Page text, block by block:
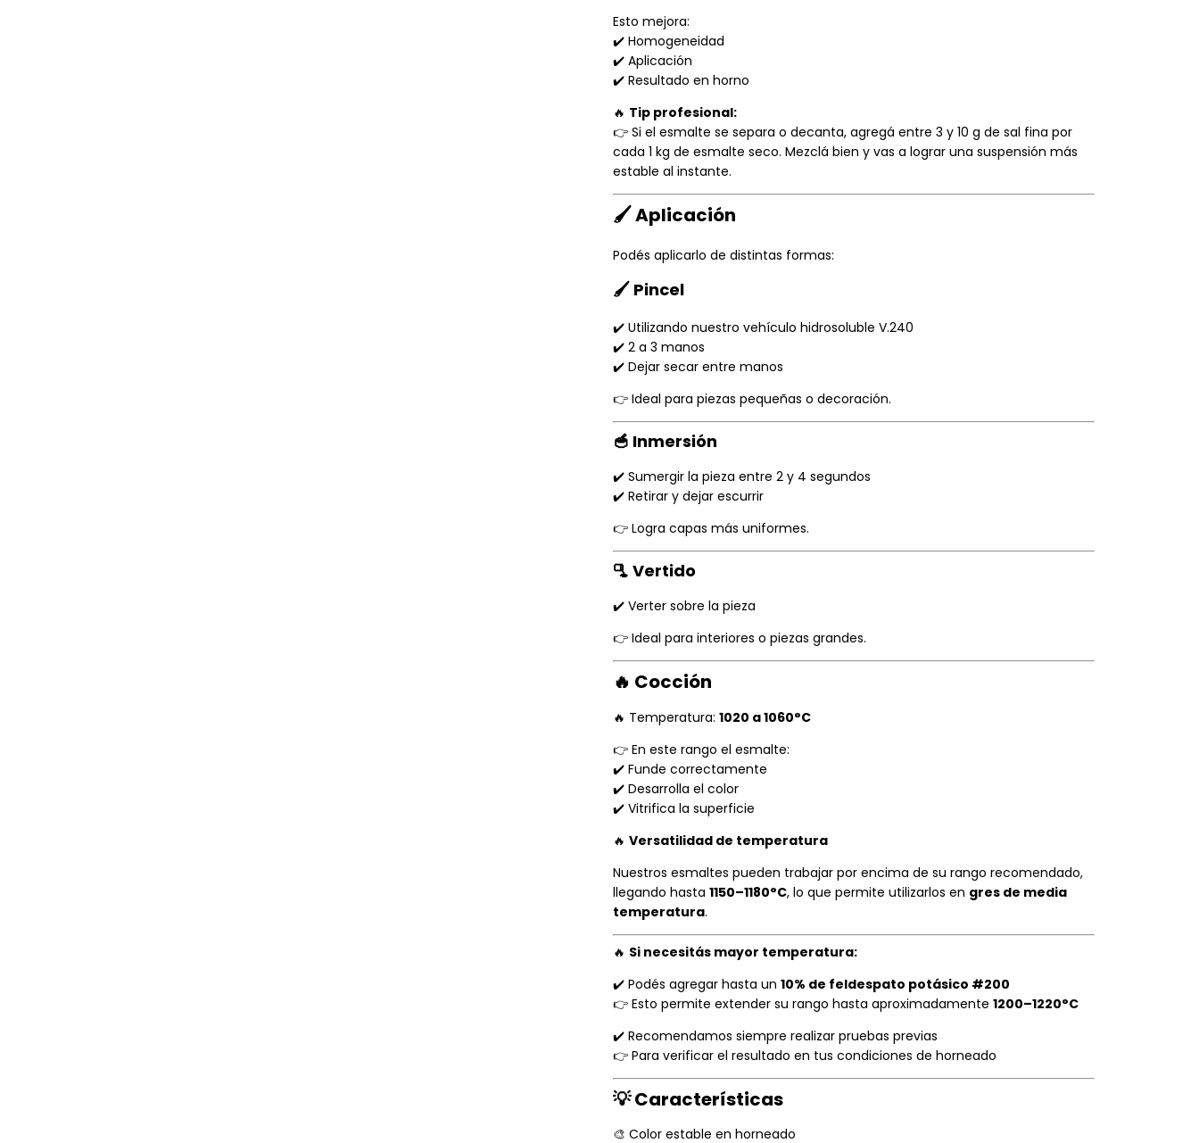
Esto mejora:
✔️ Homogeneidad
✔️ Aplicación
✔️ Resultado en horno
🔥 Tip profesional:
👉 Si el esmalte se separa o decanta, agregá entre 3 y 10 g de sal fina por
cada 1 kg de esmalte seco. Mezclá bien y vas a lograr una suspensión más
estable al instante.
🖌️ Aplicación
Podés aplicarlo de distintas formas:
🖌️ Pincel
✔️ Utilizando nuestro vehículo hidrosoluble V.240
✔️ 2 a 3 manos
✔️ Dejar secar entre manos
👉 Ideal para piezas pequeñas o decoración.
🥣 Inmersión
✔️ Sumergir la pieza entre 2 y 4 segundos
✔️ Retirar y dejar escurrir
👉 Logra capas más uniformes.
🫗 Vertido
✔️ Verter sobre la pieza
👉 Ideal para interiores o piezas grandes.
🔥 Cocción
🔥 Temperatura: 1020 a 1060°C
👉 En este rango el esmalte:
✔️ Funde correctamente
✔️ Desarrolla el color
✔️ Vitrifica la superficie
🔥 Versatilidad de temperatura
Nuestros esmaltes pueden trabajar por encima de su rango recomendado,
llegando hasta 1150–1180°C, lo que permite utilizarlos en gres de media
temperatura.
🔥 Si necesitás mayor temperatura:
✔️ Podés agregar hasta un 10% de feldespato potásico #200
👉 Esto permite extender su rango hasta aproximadamente 1200–1220°C
✔️ Recomendamos siempre realizar pruebas previas
👉 Para verificar el resultado en tus condiciones de horneado
💡 Características
🎨 Color estable en horneado